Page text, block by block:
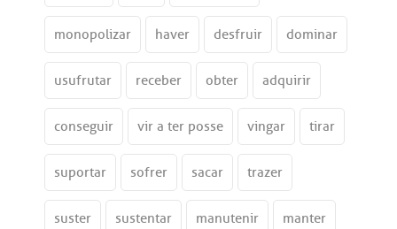
monopolizar haver desfruir dominar
usufrutar receber obter adquirir
conseguir vir a ter posse vingar tirar
suportar sofrer sacar trazer
suster sustentar manutenir manter